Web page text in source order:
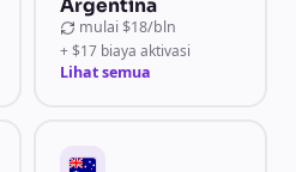
Argentina
mulai $18/bln
+ $17 biaya aktivasi
Lihat semua